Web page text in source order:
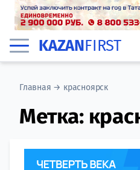
KAZANFIRST
Главная → красноярск
Метка: